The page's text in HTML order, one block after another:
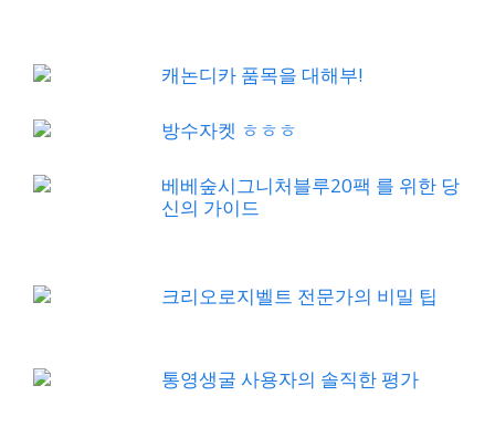
캐논디카 품목을 대해부!
방수자켓 ㅎㅎㅎ
베베숲시그니처블루20팩 를 위한 당
신의 가이드
크리오로지벨트 전문가의 비밀 팁
통영생굴 사용자의 솔직한 평가